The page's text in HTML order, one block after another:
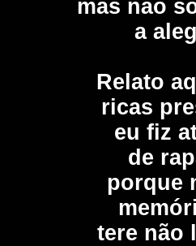
mas não
a
Relato
ricas
eu fiz
de
porque
tere não